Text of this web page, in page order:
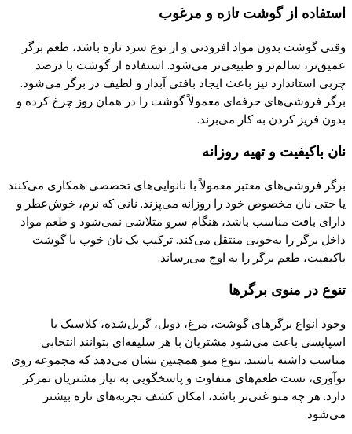
استفاده از گوشتتازه و مرغوب
وقتیگوشت بدون مواد افزودنی و از نوع سرد تازه باشد، طعم برگر
عمیق‌تر ، سالم‌تر و طبیعی‌تر می‌شود. استفاده ازگوشت با درصد
چربی استاندارد نیز باعث ایجاد بافتی آبدار و لطیف در برگر می‌شود.
برگر فروشی‌های حرفه‌ای معمولاًگوشت را در همان روز چرخکرده و
بدون فریز کردن بهکار می‌برند.
نان باکیفیت و تهیه روزانه
برگر فروشی‌های معتبر معمولاً با نانوایی‌های تخصصی همکاری می‌کنند
یا حتی نان مخصوص خود را روزانه می‌پزند. نانیکه نرم، خوش‌عطر و
دارای بافت مناسب باشد، هنگام سرو متلاشی نمی‌شود و طعم مواد
داخل برگر را به‌خوبی منتقل می‌کند.ترکیب یک نان خوب باگوشت
باکیفیت، طعم برگر را به اوج می‌رساند.
تنوع در منوی برگرها
وجود انواع برگرهای گوشت، مرغ، دوبل،گریل‌شده،کلاسیک یا
اسپایسی باعث می‌شود مشتریان با هر سلیقه‌ای بتوانند انتخابی
مناسب داشته باشند. تنوع منو همچنین نشان می‌دهد که مجموعه روی
نوآوری، تست طعم‌های متفاوت و پاسخگویی به نیاز مشتریان تمرکز
دارد. هر چه منو غنی‌تر باشد، امکانکشف تجربه‌های تازه بیشتر
می‌شود.